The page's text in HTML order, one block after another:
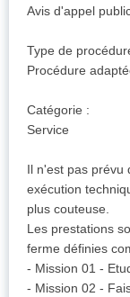
Avis d'appel
Type de
Procédure
Catégorie :
Service
Il n'est pas prévu
exécution
plus couteuse.
Les prestations
ferme définies
- Mission 01 -
- Mission 02 -